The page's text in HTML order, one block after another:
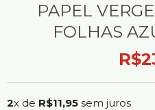
PAPEL
FOLHAS
2x de R$11,95 sem juros